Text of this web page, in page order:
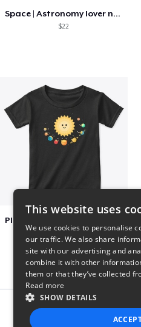
Space | Astronomy lover nice summer tee
$22
$22
Report
This website uses
We use cookies to personalise
our traffic. We also share
site with our advertising and
combine it with other
them or that they’ve collected
Read more
SHOW DETAILS